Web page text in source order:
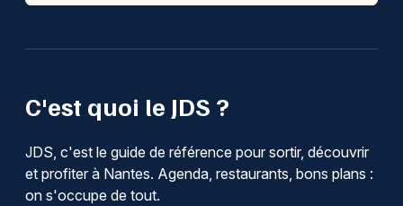
C'est quoi le JDS ?
JDS, c'est le guide de référence pour sortir, découvrir
et profiter à Nantes. Agenda, restaurants, bons plans :
on s'occupe de tout.